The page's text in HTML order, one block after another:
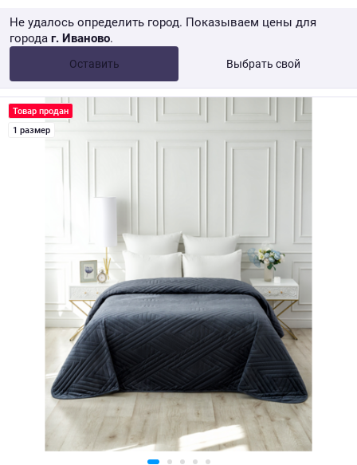
Не удалось определить город. Показываем цены для
города г. Иваново.
Оставить Выбрать свой
от 10 000 ₽ Розница → WB
Товар продан
1 размер